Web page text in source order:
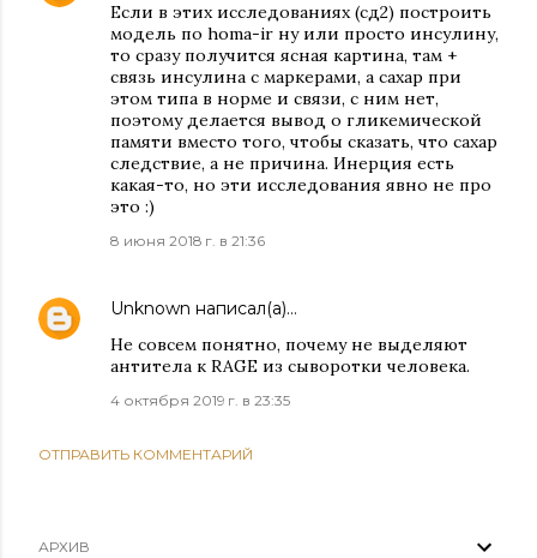
Если в этих исследованиях (сд2) построить
модель по homa-ir ну или просто инсулину,
то сразу получится ясная картина, там +
связь инсулина с маркерами, а сахар при
этом типа в норме и связи, с ним нет,
поэтому делается вывод о гликемической
памяти вместо того, чтобы сказать, что сахар
следствие, а не причина. Инерция есть
какая-то, но эти исследования явно не про
это :)
8 июня 2018 г. в 21:36
Unknown написал(а)…
Не совсем понятно, почему не выделяют
антитела к RAGE из сыворотки человека.
4 октября 2019 г. в 23:35
ОТПРАВИТЬ КОММЕНТАРИЙ
АРХИВ